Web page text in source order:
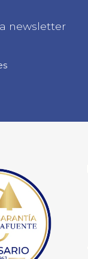
newsletter